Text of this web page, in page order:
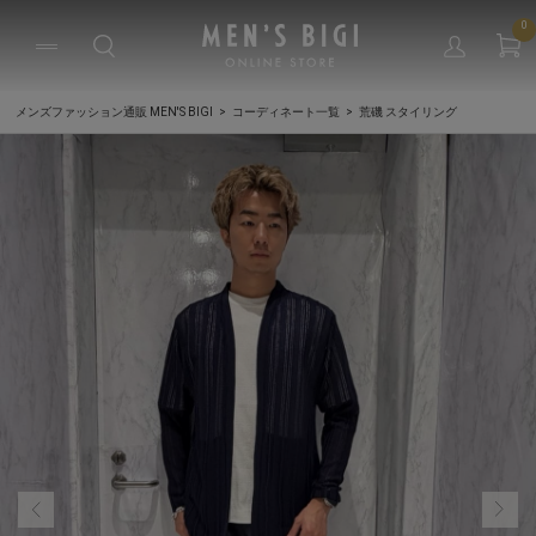
0
メンズファッション通販 MEN'S BIGI コーディネート一覧 荒磯 スタイリング